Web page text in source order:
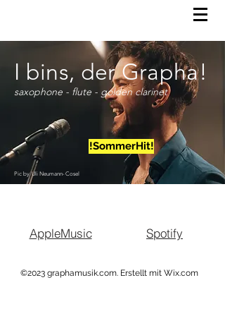
I bins, der Grapha!
saxophone - flute - golden clarinet
!SommerHit!
Pic by Uli Neumann-Cosel
AppleMusic Spotify
©2023 graphamusik.com. Erstellt mit Wix.com